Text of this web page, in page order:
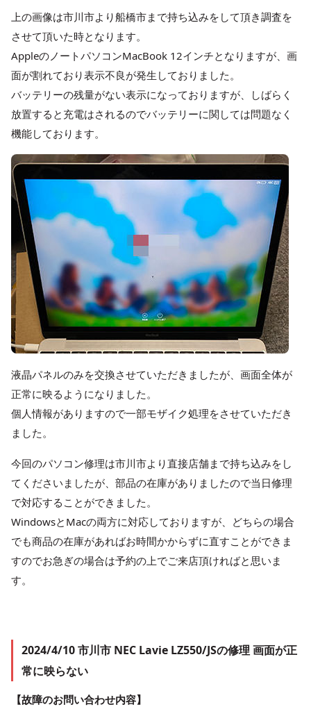
上の画像は市川市より船橋市まで持ち込みをして頂き調査を
させて頂いた時となります。
AppleのノートパソコンMacBook 12インチとなりますが、画
面が割れており表示不良が発生しておりました。
バッテリーの残量がない表示になっておりますが、しばらく
放置すると充電はされるのでバッテリーに関しては問題なく
機能しております。
液晶パネルのみを交換させていただきましたが、画面全体が
正常に映るようになりました。
個人情報がありますので一部モザイク処理をさせていただき
ました。
今回のパソコン修理は市川市より直接店舗まで持ち込みをし
てくださいましたが、部品の在庫がありましたので当日修理
で対応することができました。
WindowsとMacの両方に対応しておりますが、どちらの場合
でも商品の在庫があればお時間かからずに直すことができま
すのでお急ぎの場合は予約の上でご来店頂ければと思いま
す。
2024/4/10 市川市 NEC Lavie LZ550/JSの修理 画面が正
常に映らない
【故障のお問い合わせ内容】